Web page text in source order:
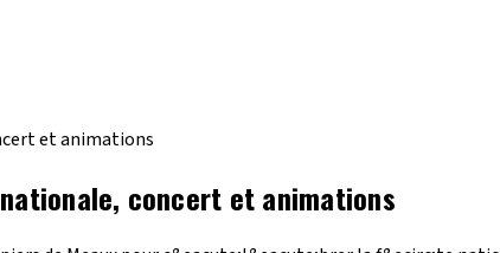
et animations
concert et animations